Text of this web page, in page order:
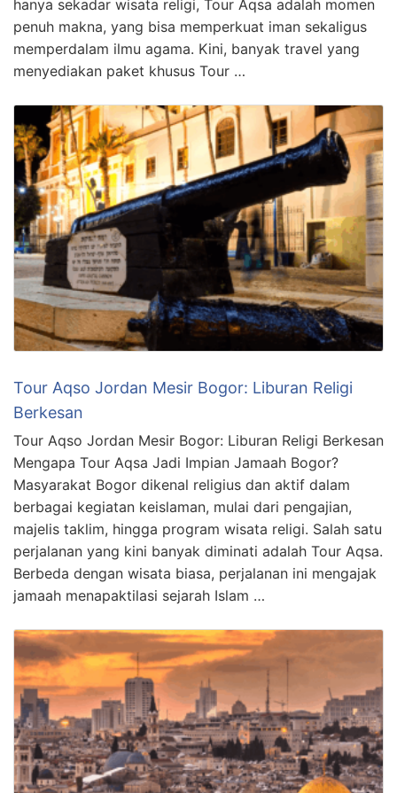
hanya sekadar wisata religi, Tour Aqsa adalah momen
penuh makna, yang bisa memperkuat iman sekaligus
memperdalam ilmu agama. Kini, banyak travel yang
menyediakan paket khusus Tour …
Tour Aqso Jordan Mesir Bogor: Liburan Religi
Berkesan
Tour Aqso Jordan Mesir Bogor: Liburan Religi Berkesan
Mengapa Tour Aqsa Jadi Impian Jamaah Bogor?
Masyarakat Bogor dikenal religius dan aktif dalam
berbagai kegiatan keislaman, mulai dari pengajian,
majelis taklim, hingga program wisata religi. Salah satu
perjalanan yang kini banyak diminati adalah Tour Aqsa.
Berbeda dengan wisata biasa, perjalanan ini mengajak
jamaah menapaktilasi sejarah Islam …